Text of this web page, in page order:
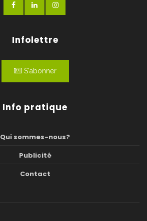
Infolettre
S'abonner
Info pratique
Qui sommes-nous?
Publicité
Contact